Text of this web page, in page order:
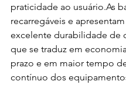
praticidade ao usuário.As
recarregáveis e
excelente durabilidade de
que se traduz em
prazo e em maior tempo
contínuo dos